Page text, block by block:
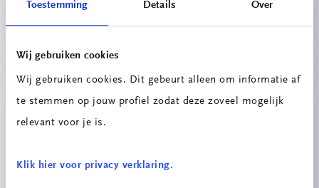
Toestemming Details Over
Wij gebruiken cookies
Wij gebruiken cookies. Dit gebeurt alleen om informatie af
te stemmen op jouw profiel zodat deze zoveel mogelijk
relevant voor je is.
Klik hier voor privacy verklaring.
Innovatieprojecten School voor
Technologie & Engineering